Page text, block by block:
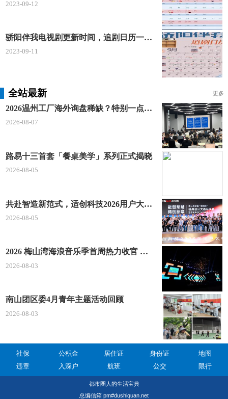
2023-09-12
骄阳伴我电视剧更新时间，追剧日历一览表
2023-09-11
全站最新 更多
2026温州工厂海外询盘稀缺？特别一点AI 短视频引流 + 麦穗智能获客谷歌定制独立站双渠道拓客！
2026-08-07
路易十三首套「餐桌美学」系列正式揭晓
2026-08-05
共赴智造新范式，适创科技2026用户大会将于深圳启幕
2026-08-05
2026 梅山湾海浪音乐季首周热力收官 文体旅深度融合点燃滨海夏日经济
2026-08-03
南山团区委4月青年主题活动回顾
2026-08-03
社保 公积金 居住证 身份证
地图
违章
入深户 航班 公交 限行
都市圈人的生活宝典
总编信箱 pm#dushiquan.net